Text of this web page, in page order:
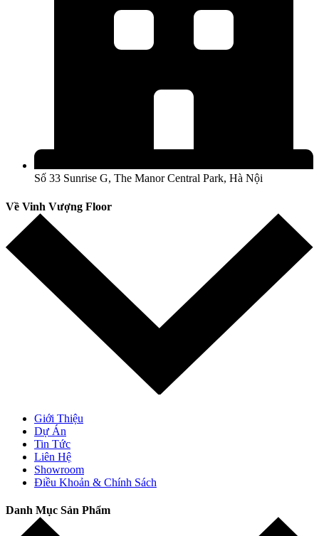
Số 33 Sunrise G, The Manor Central Park, Hà Nội
Về Vinh Vượng Floor
Giới Thiệu
Dự Án
Tin Tức
Liên Hệ
Showroom
Điều Khoản & Chính Sách
Danh Mục Sản Phẩm